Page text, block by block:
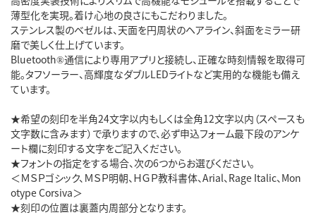
薄型化を実現。着け心地の良さにもこだわりました。
ステンレス製のベゼルは、天面を円周状のヘアライン、斜面をミラー研
磨で美しく仕上げています。
Bluetooth®通信により専用アプリと接続し、正確な時刻情報を取得可
能。タフソーラー、高輝度なダブルLEDライトなど実用的な機能も備え
ています。
★希望の刻印を半角24文字以内もしくは全角12文字以内（スペースも
文字数に含みます）で承りますので、必ず申込フォーム最下段のアンケ
ート欄に刻印する文字をご記入ください。
★フォントの指定をする場合、次の6つからお選びください。
＜ＭＳＰゴシック、ＭＳＰ明朝、ＨＧＰ教科書体、Arial、Rage Italic、Mon
otype Corsiva＞
★刻印の位置は裏蓋内周部分となります。